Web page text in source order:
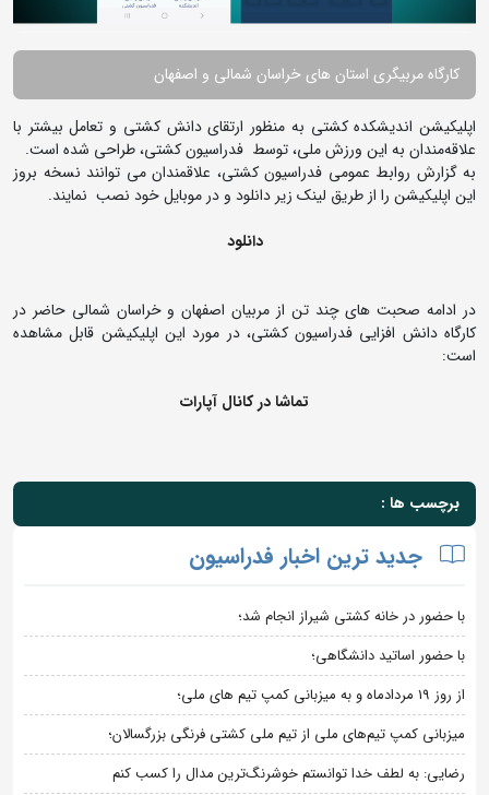
کارگاه مربیگری استان های خراسان شمالی و اصفهان
اپلیکیشن اندیشکده کشتی به منظور ارتقای دانش کشتی و تعامل بیشتر با
علاقه‌مندان به این ورزش ملی، توسط فدراسیون کشتی، طراحی شده است.
به گزارش روابط عمومی فدراسیون کشتی، علاقمندان می توانند نسخه بروز
این اپلیکیشن را از طریق لینک زیر دانلود و در موبایل خود نصب نمایند.
دانلود
در ادامه صحبت های چند تن از مربیان اصفهان و خراسان شمالی حاضر در
کارگاه دانش افزایی فدراسیون کشتی، در مورد این اپلیکیشن قابل مشاهده
است:
تماشا در کانال آپارات
برچسب ها :
جدید ترین اخبار فدراسیون
با حضور در خانه کشتی شیراز انجام شد؛
با حضور اساتید دانشگاهی؛
از روز 19 مردادماه و به میزبانی کمپ تیم های ملی؛
میزبانی کمپ تیم‌های ملی از تیم ملی کشتی فرنگی بزرگسالان؛
رضایی: به لطف خدا توانستم خوشرنگ‌ترین مدال را کسب کنم